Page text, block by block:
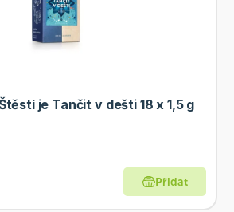
je Tančit v dešti 18 x 1,5 g
Přidat